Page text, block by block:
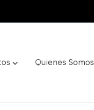
Quienes Somos
Vinyl Adesivi